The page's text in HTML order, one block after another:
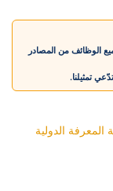
الوظائف من المصادر
تمثيلنا.
الدولية